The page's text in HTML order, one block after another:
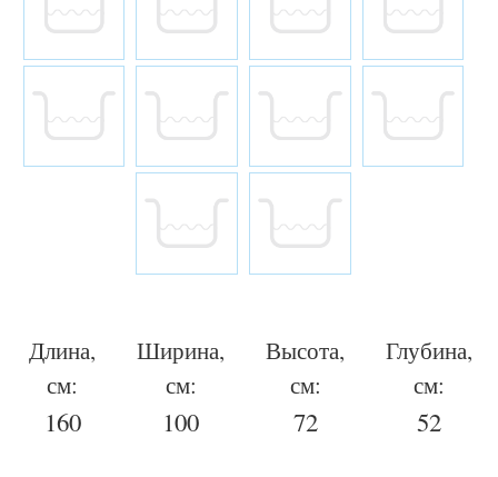
Длина,
см:
160
Ширина,
см:
100
Высота,
см:
72
Глубина,
см:
52